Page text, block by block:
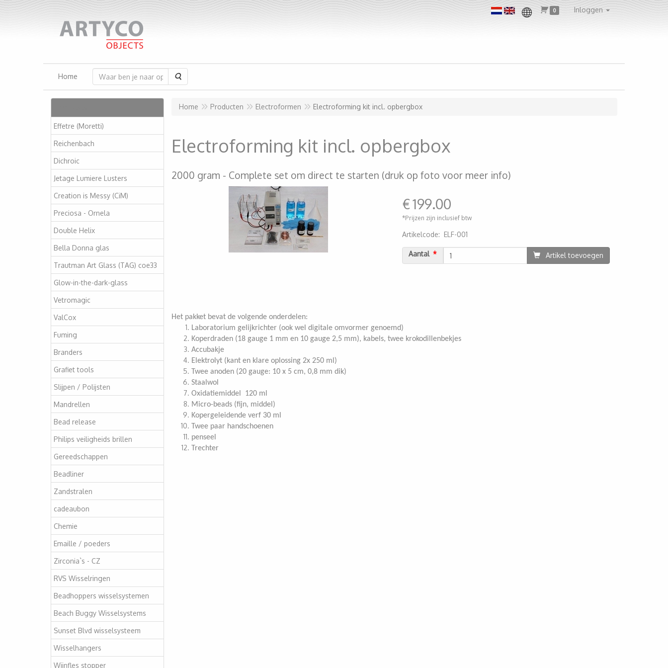
0 Inloggen
Home Zoeken
Effetre (Moretti)
Reichenbach
Dichroic
Jetage Lumiere Lusters
Creation is Messy (CiM)
Preciosa - Ornela
Double Helix
Bella Donna glas
Trautman Art Glass (TAG) coe33
Glow-in-the-dark-glass
Vetromagic
ValCox
Fuming
Branders
Grafiet tools
Slijpen / Polijsten
Mandrellen
Bead release
Philips veiligheids brillen
Gereedschappen
Beadliner
Zandstralen
cadeaubon
Chemie
Emaille / poeders
Zirconia`s - CZ
RVS Wisselringen
Beadhoppers wisselsystemen
Beach Buggy Wisselsystems
Sunset Blvd wisselsysteem
Wisselhangers
Wijnfles stopper
Home Producten Electroformen Electroforming kit incl. opbergbox
Electroforming kit incl. opbergbox
2000 gram Complete set om direct te starten (druk op foto voor meer info)
€199.00
*Prijzen zijn inclusief btw
Artikelcode: ELF-001
Aantal
Artikel toevoegen
Het pakket bevat de volgende onderdelen:
Laboratorium gelijkrichter (ook wel digitale omvormer genoemd)
Koperdraden (18 gauge 1 mm en 10 gauge 2,5 mm), kabels, twee krokodillenbekjes
Accubakje
Elektrolyt (kant en klare oplossing 2x 250 ml)
Twee anoden (20 gauge: 10 x 5 cm, 0,8 mm dik)
Staalwol
Oxidatiemiddel 120 ml
Micro-beads (fijn, middel)
Kopergeleidende verf 30 ml
Twee paar handschoenen
penseel
Trechter